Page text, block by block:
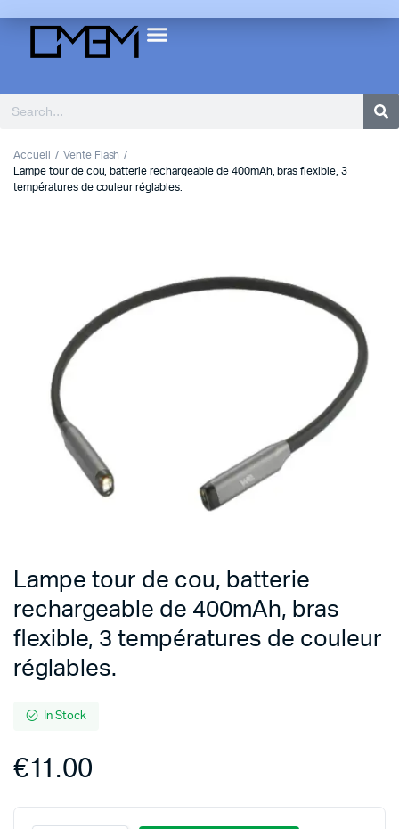
Accueil
Vente Flash
Lampe tour de cou, batterie rechargeable de 400mAh, bras flexible, 3
températures de couleur réglables.
Lampe tour de cou, batterie
rechargeable de 400mAh, bras
flexible, 3 températures de couleur
réglables.
In Stock
€11.00